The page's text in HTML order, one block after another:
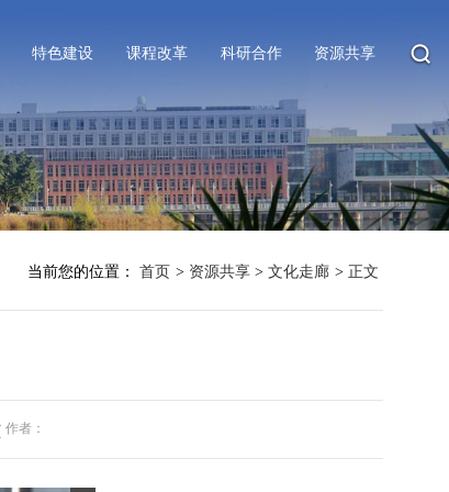
特色建设 课程改革 科研合作 资源共享
当前您的位置： 首页 > 资源共享 > 文化走廊 > 正文
作者：